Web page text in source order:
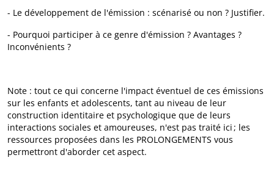
- Le développement de l'émission : scénarisé ou non ? Justifier.
- Pourquoi participer à ce genre d'émission ? Avantages ?
Inconvénients ?
Note : tout ce qui concerne l'impact éventuel de ces émissions
sur les enfants et adolescents, tant au niveau de leur
construction identitaire et psychologique que de leurs
interactions sociales et amoureuses, n'est pas traité ici ; les
ressources proposées dans les PROLONGEMENTS vous
permettront d'aborder cet aspect.